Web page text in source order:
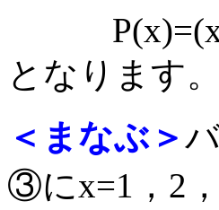
P(x)=(x-
となります。
＜まなぶ＞
③にx=1，2